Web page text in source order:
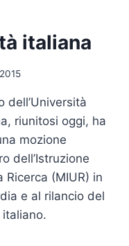
italiana
dell’Università
riunitosi oggi, ha
mozione
dell’Istruzione
Ricerca (MIUR) in
e al rilancio del